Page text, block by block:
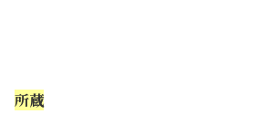
所蔵